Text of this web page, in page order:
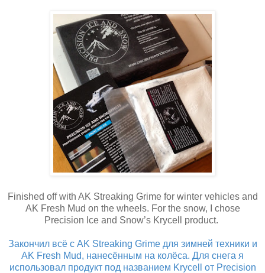
Finished off with AK Streaking Grime for winter vehicles and
AK Fresh Mud on the wheels. For the snow, I chose
Precision Ice and Snow’s Krycell product.
Закончил всё с AK Streaking Grime для зимней техники и
AK Fresh Mud, нанесённым на колёса. Для снега я
использовал продукт под названием Krycell от Precision